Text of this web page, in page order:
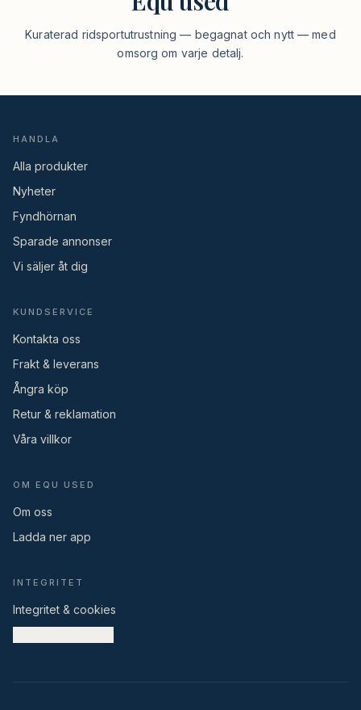
Kuraterad ridsportutrustning — begagnat och nytt — med
omsorg om varje detalj.
HANDLA
Alla produkter
Nyheter
Fyndhörnan
Sparade annonser
Vi säljer åt dig
KUNDSERVICE
Kontakta oss
Frakt & leverans
Ångra köp
Retur & reklamation
Våra villkor
OM EQU USED
Om oss
Ladda ner app
INTEGRITET
Integritet & cookies